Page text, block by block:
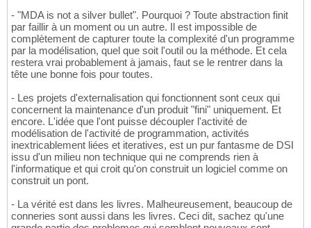
- "MDA is not a silver bullet". Pourquoi ? Toute abstraction finit
par faillir à un moment ou un autre. Il est impossible de
complètement de capturer toute la complexité d'un programme
par la modélisation, quel que soit l'outil ou la méthode. Et cela
restera vrai probablement à jamais, faut se le rentrer dans la
tête une bonne fois pour toutes.
- Les projets d'externalisation qui fonctionnent sont ceux qui
concernent la maintenance d'un produit "fini" uniquement. Et
encore. L'idée que l'ont puisse découpler l'activité de
modélisation de l'activité de programmation, activités
inextricablement liées et iteratives, est un pur fantasme de DSI
issu d'un milieu non technique qui ne comprends rien à
l'informatique et qui croit qu'on construit un logiciel comme on
construit un pont.
- La vérité est dans les livres. Malheureusement, beaucoup de
conneries sont aussi dans les livres. Ceci dit, sachez qu'une